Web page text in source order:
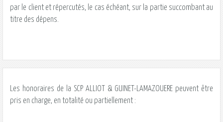
par le client et répercutés, le cas échéant, sur la partie succombant au
titre des dépens.
Les honoraires de la SCP ALLIOT & GUINET-LAMAZOUERE peuvent être
pris en charge, en totalité ou partiellement :